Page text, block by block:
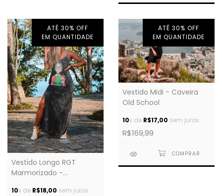
ATÉ 30% OFF
EM QUANTIDADE
Vestido Longo RGT
Marmorizado -
10x de R$18,00 sem juros
ATÉ 30% OFF
EM QUANTIDADE
Vestido Midi - Caveira
Old School
10x de R$17,00 sem juros
R$169,99